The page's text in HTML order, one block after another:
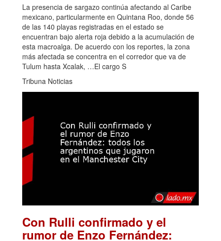
La presencia de sargazo continúa afectando al Caribe
mexicano, particularmente en Quintana Roo, donde 56
de las 140 playas registradas en el estado se
encuentran bajo alerta roja debido a la acumulación de
esta macroalga. De acuerdo con los reportes, la zona
más afectada se concentra en el corredor que va de
Tulum hasta Xcalak, …El cargo S
Tribuna Noticias
Con Rulli confirmado y el
rumor de Enzo Fernández: